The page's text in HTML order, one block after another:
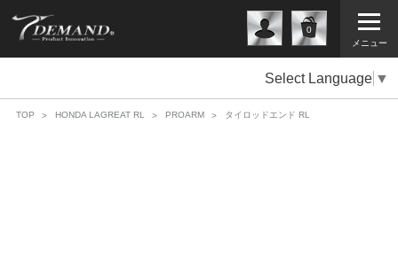
メニュー
0
Select Language ▼
TOP HONDA LAGREAT RL PROARM タイロッドエンド RL